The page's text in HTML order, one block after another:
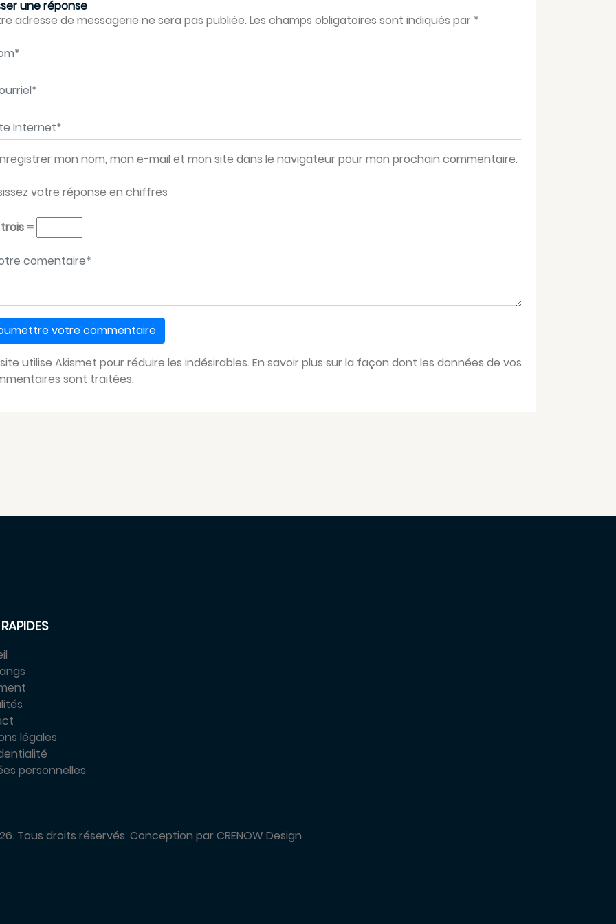
une réponse
adresse de messagerie ne sera pas publiée. Les champs obligatoires sont indiqués par *
*
*
Internet*
mon nom, mon e-mail et mon site dans le navigateur pour mon prochain commentaire.
votre réponse en chiffres
=
message*
utilise Akismet pour réduire les indésirables. En savoir plus sur la façon dont les données de vos
sont traitées.
légales
personnelles
Tous droits réservés. Conception par CRENOW Design